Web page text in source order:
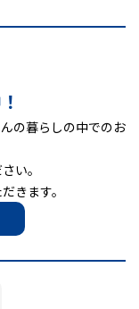
の暮らしの中でのお
い。
きます。